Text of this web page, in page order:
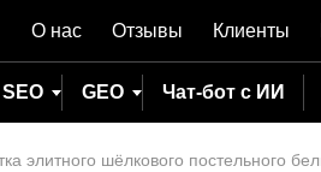
О нас Отзывы Клиенты
SEO GEO Чат-бот с ИИ
элитного шёлкового постельного